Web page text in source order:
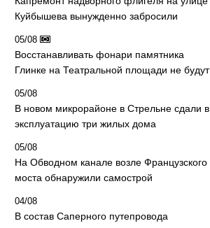
Куйбышева вынужденно забросили
05/08
Восстанавливать фонари памятника
Глинке на Театральной площади не будут
05/08
В новом микрорайоне в Стрельне сдали в
эксплуатацию три жилых дома
05/08
На Обводном канале возле Французского
моста обнаружили самострой
04/08
В состав Саперного путепровода